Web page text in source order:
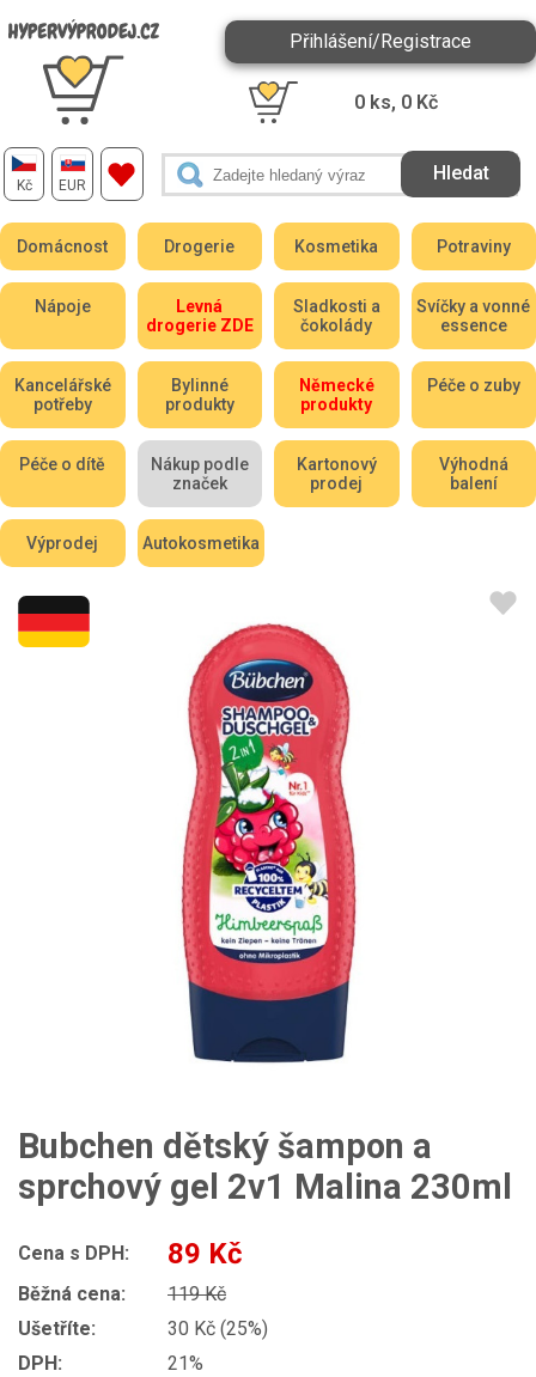
Kč EUR
Přihlášení/Registrace
0 ks, 0 Kč
Domácnost Drogerie Kosmetika Potraviny
Nápoje
Levná
drogerie ZDE
Sladkosti a
čokolády
Svíčky a vonné
essence
Kancelářské
potřeby
Bylinné
produkty
Německé
produkty
Péče o zuby
Péče o dítě
Nákup podle
značek
Kartonový
prodej
Výhodná
balení
Výprodej Autokosmetika
Bubchen dětský šampon a
sprchový gel 2v1 Malina 230ml
Cena s DPH: 89 Kč
Běžná cena:
119 Kč
Ušetříte:
30 Kč (25%)
DPH:
21%